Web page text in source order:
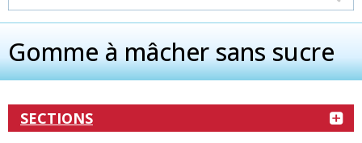
Gomme à mâcher sans sucre
SECTIONS